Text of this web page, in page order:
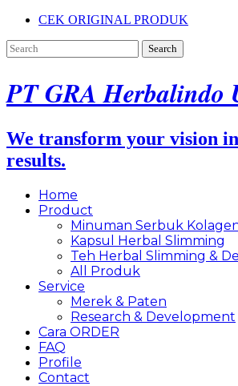
CEK ORIGINAL PRODUK
PT GRA Herbalindo
We transform your vision
results.
Home
Product
Minuman Serbuk
Kapsul Herbal Slimming
Teh Herbal Slimming &
All Produk
Service
Merek & Paten
Research & Development
Cara ORDER
FAQ
Profile
Contact